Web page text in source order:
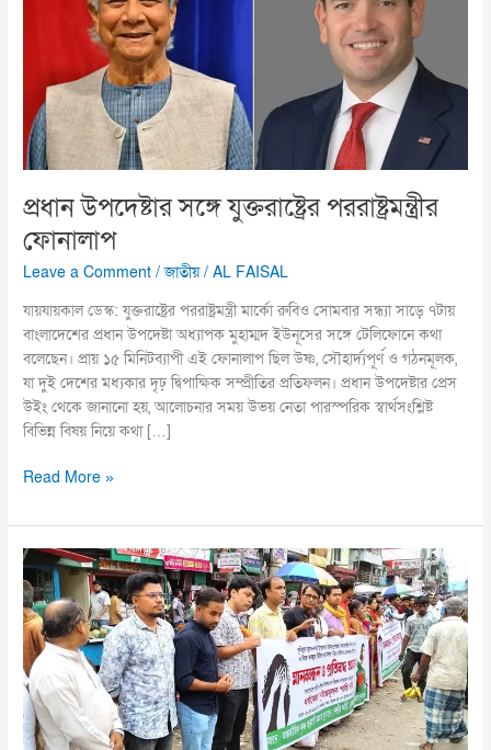
প্রধান উপদেষ্টার সঙ্গে যুক্তরাষ্ট্রের পররাষ্ট্রমন্ত্রীর
ফোনালাপ
Leave a Comment /জাতীয়/AL FAISAL
যায়যায়কাল ডেস্ক: যুক্তরাষ্ট্রের পররাষ্ট্রমন্ত্রী মার্কো রুবিও সোমবার সন্ধ্যা সাড়ে ৭টায়
বাংলাদেশের প্রধান উপদেষ্টা অধ্যাপক মুহাম্মদ ইউনূসের সঙ্গে টেলিফোনে কথা
বলেছেন। প্রায় ১৫ মিনিটব্যাপী এই ফোনালাপ ছিল উষ্ণ, সৌহার্দ্যপূর্ণ ও গঠনমূলক,
যা দুই দেশের মধ্যকার দৃঢ় দ্বিপাক্ষিক সম্প্রীতির প্রতিফলন। প্রধান উপদেষ্টার প্রেস
উইং থেকে জানানো হয়, আলোচনার সময় উভয় নেতা পারস্পরিক স্বার্থসংশ্লিষ্ট
বিভিন্ন বিষয় নিয়ে কথা […]
Read More »
মুরাদনগরে
ধর্ষণের
ঘটনায়
দোষীদের
ফাঁসির
দাবি
সুনামগঞ্জে